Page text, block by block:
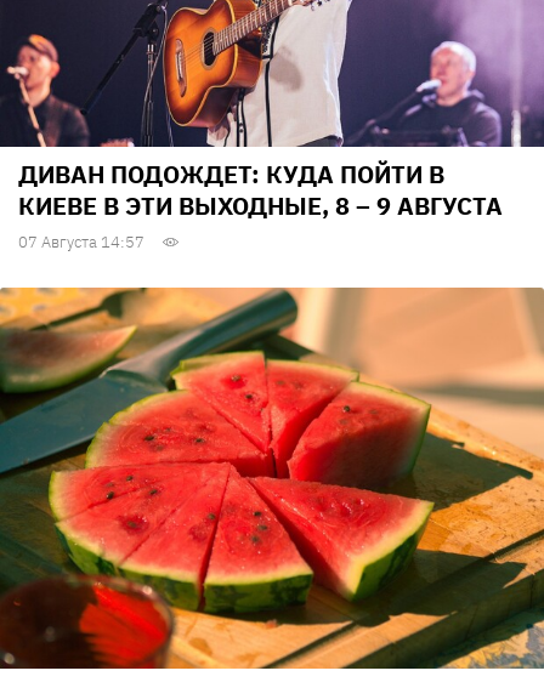
ДИВАН ПОДОЖДЕТ: КУДА ПОЙТИ В
КИЕВЕ В ЭТИ ВЫХОДНЫЕ, 8 – 9 АВГУСТА
07 Августа 14:57